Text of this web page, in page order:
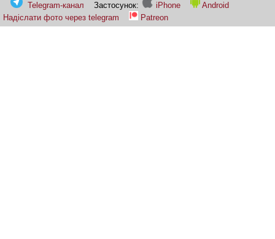
Telegram-канал
Застосунок: iPhone
Android
Надіслати фото через telegram
Patreon